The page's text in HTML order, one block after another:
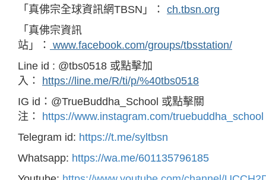
「真佛宗全球資訊網TBSN」： ch.tbsn.org
「真佛宗資訊
站」： www.facebook.com/groups/tbsstation/
Line id : @tbs0518 或點擊加
入： https://line.me/R/ti/p/%40tbs0518
IG id：@TrueBuddha_School 或點擊關
注： https://www.instagram.com/truebuddha_school
Telegram id: https://t.me/syltbsn
Whatsapp: https://wa.me/601135796185